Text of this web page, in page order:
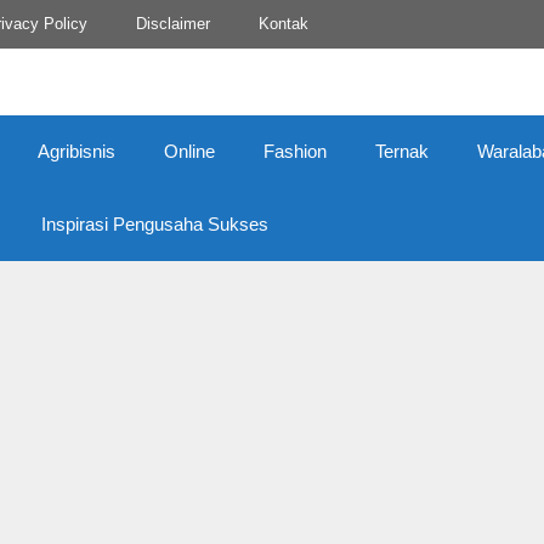
Policy Disclaimer Kontak
Agribisnis Online Fashion Ternak
Inspirasi Pengusaha Sukses